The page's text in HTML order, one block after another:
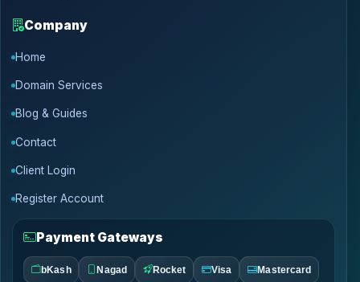
Company
Home
Domain Services
Blog & Guides
Contact
Client Login
Register Account
Payment Gateways
bKash Nagad Rocket Visa Mastercard